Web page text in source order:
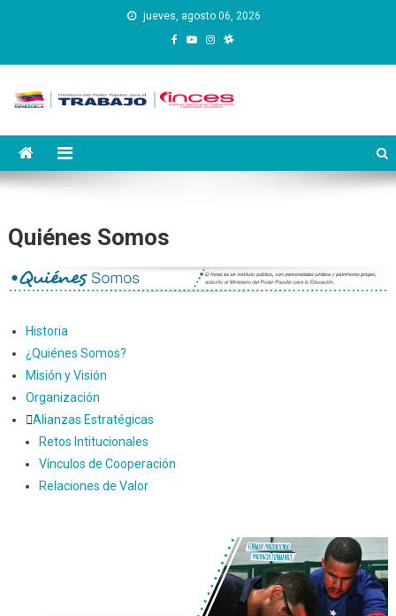
jueves, agosto 06, 2026
Instituto Nacional de
Capacitación y Educación
Quiénes Somos
Historia
¿Quiénes Somos?
Misión y Visión
Organización
Alianzas Estratégicas
Retos Intitucionales
Vínculos de Cooperación
Relaciones de Valor